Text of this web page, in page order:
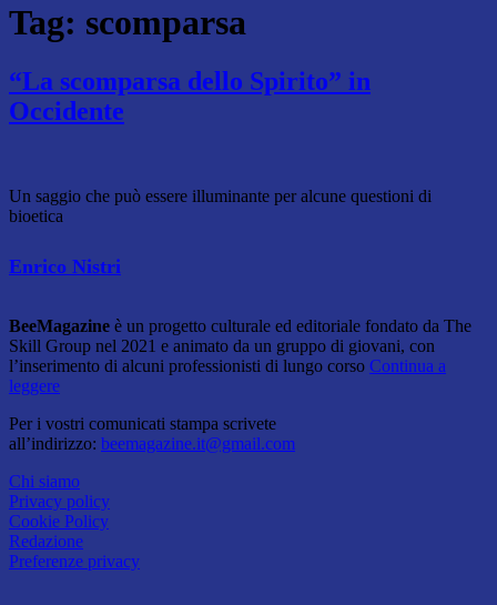
Tag: scomparsa
“La scomparsa dello Spirito” in
Occidente
Un saggio che può essere illuminante per alcune questioni di
bioetica
Enrico Nistri
BeeMagazine è un progetto culturale ed editoriale fondato da The
Skill Group nel 2021 e animato da un gruppo di giovani, con
l’inserimento di alcuni professionisti di lungo corso Continua a
leggere
Per i vostri comunicati stampa scrivete
all’indirizzo: beemagazine.it@gmail.com
Chi siamo
Privacy policy
Cookie Policy
Redazione
Preferenze privacy